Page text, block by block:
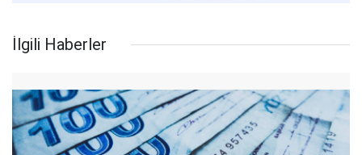
İlgili Haberler